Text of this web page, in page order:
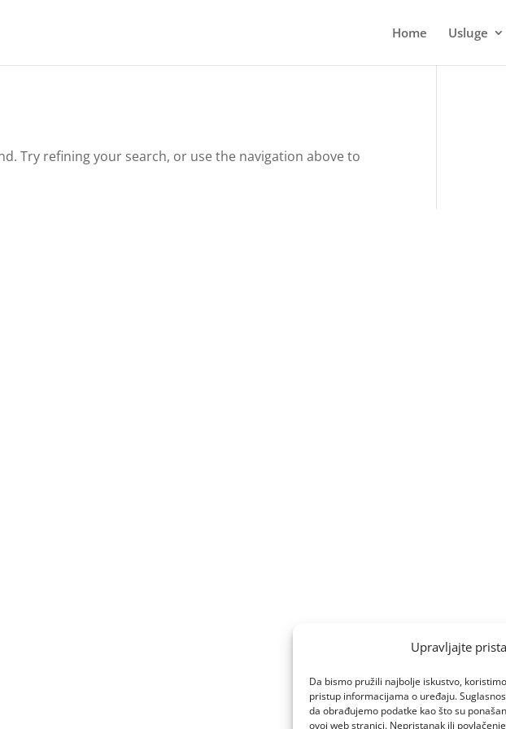
Upravljajte
Da bismo pružili najbolje iskustvo,
pristup informacijama o uređaju.
da obrađujemo podatke kao što su
ovoj web stranici. Nepristanak ili
Home Usluge
Try refining your search, or use the navigation above to